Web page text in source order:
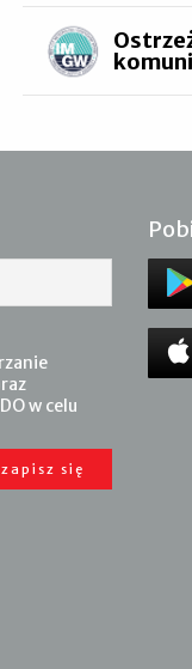
w celu